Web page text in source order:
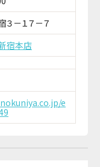
－１７－７
宿本店
e